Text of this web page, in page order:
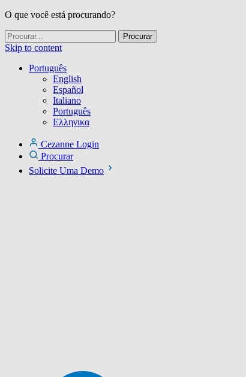
O que você está procurando?
Skip to content
Português
English
Español
Italiano
Português
Ελληνικα
Cezanne Login
Procurar
Solicite Uma Demo